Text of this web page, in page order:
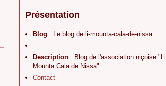
Présentation
Blog : Le blog de li-mounta-cala-de-nissa
Description : Blog de l'association niçoise "Li
Mounta Cala de Nissa"
Contact